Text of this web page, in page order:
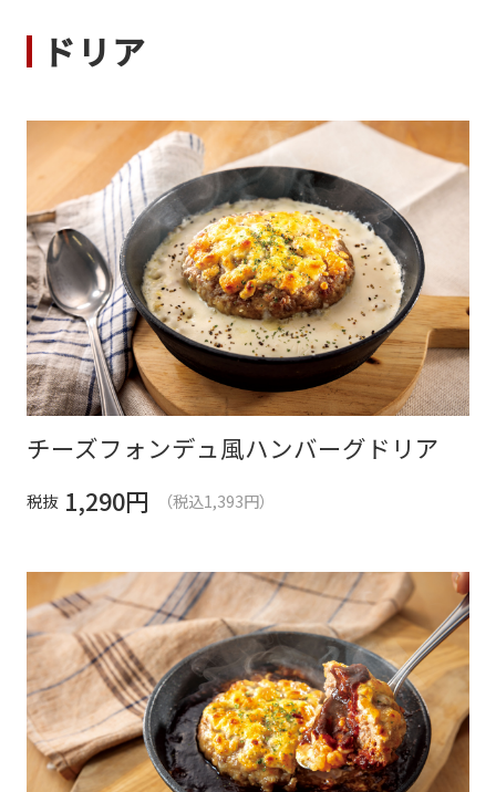
ドリア
チーズフォンデュ風ハンバーグドリア
税抜 1,290円 （税込1,393円）